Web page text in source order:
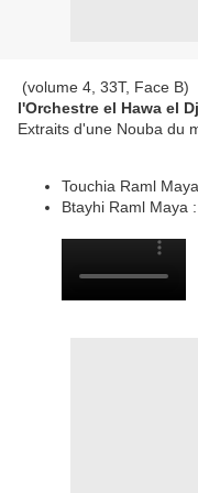
(volume 4, 33T, Face B)
l'Orchestre el Hawa el
Extraits d'une Nouba du
Touchia Raml Maya
Btayhi Raml Maya